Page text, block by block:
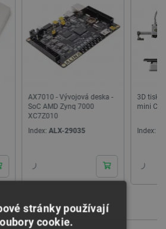
3D tiskárna - Bambu Lab A1
mini Combo - Výprodej
Index:OUT-27753
Index:
stránky používají
cookie.